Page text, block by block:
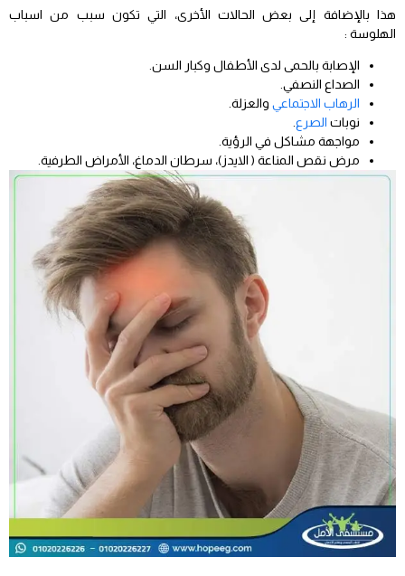
هذا بالإضافة إلى بعض الحالات الأخرى، التي تكون سبب من اسباب
الهلوسة :
الإصابة بالحمى لدى الأطفال وكبار السن.
الصداع النصفي.
الرهاب الاجتماعي والعزلة.
نوبات الصرع.
مواجهة مشاكل في الرؤية.
مرض نقص المناعة ( الايدز)، سرطان الدماغ، الأمراض الطرفية.